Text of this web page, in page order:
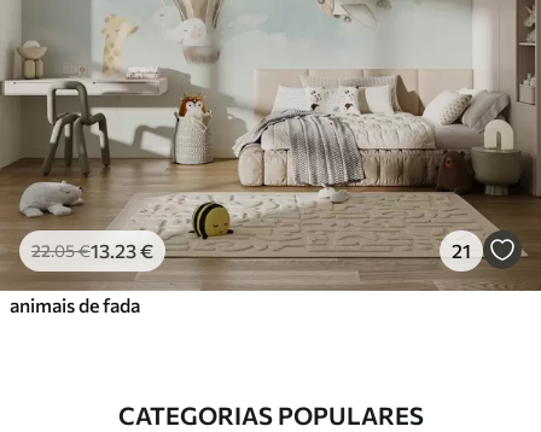
22.05€13 .23€ 21
animais de fada
CATEGORIAS POPULARES